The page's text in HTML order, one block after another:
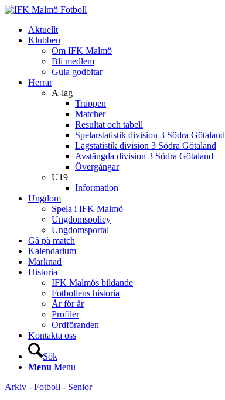
Aktuellt
Klubben
Om IFK Malmö
Bli medlem
Gula godbitar
Herrar
A-lag
Truppen
Matcher
Resultat och tabell
Spelarstatistik division 3 Södra Götaland
Lagstatistik division 3 Södra Götaland
Avstängda division 3 Södra Götaland
Övergångar
U19
Information
Ungdom
Spela i IFK Malmö
Ungdomspolicy
Ungdomsportal
Gå på match
Kalendarium
Marknad
Historia
IFK Malmös bildande
Fotbollens historia
År för år
Profiler
Ordföranden
Kontakta oss
Sök
Menu Menu
Arkiv - Fotboll - Senior